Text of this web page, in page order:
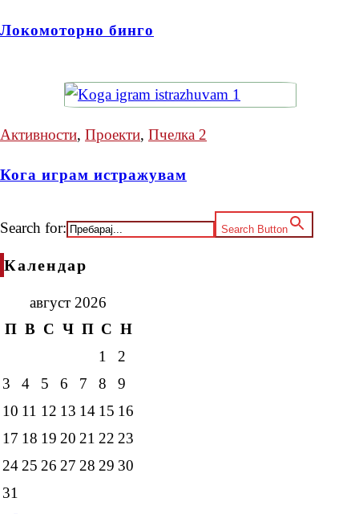
Локомоторно бинго
Активности, Проекти, Пчелка 2
Кога играм истражувам
Search for: Search Button
Календар
август 2026
П В С Ч П С Н
1
2
3
4 5 6 7 8
9
10 11 12 13 14 15 16
17 18 19 20 21 22 23
24 25 26 27 28 29 30
31